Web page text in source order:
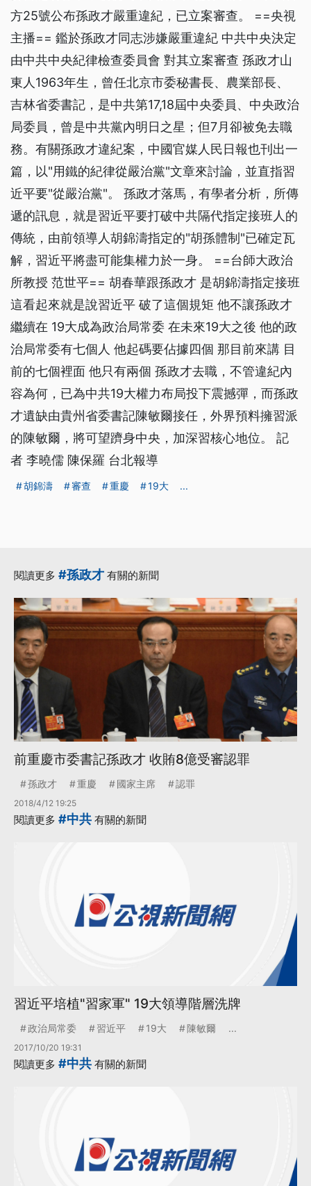
方25號公布孫政才嚴重違紀，已立案審查。 ==央視
主播== 鑑於孫政才同志涉嫌嚴重違紀 中共中央決定
由中共中央紀律檢查委員會 對其立案審查 孫政才山
東人1963年生，曾任北京市委秘書長、農業部長、
吉林省委書記，是中共第17,18屆中央委員、中央政治
局委員，曾是中共黨內明日之星；但7月卻被免去職
務。有關孫政才違紀案，中國官媒人民日報也刊出一
篇，以"用鐵的紀律從嚴治黨"文章來討論，並直指習
近平要"從嚴治黨"。 孫政才落馬，有學者分析，所傳
遞的訊息，就是習近平要打破中共隔代指定接班人的
傳統，由前領導人胡錦濤指定的"胡孫體制"已確定瓦
解，習近平將盡可能集權力於一身。 ==台師大政治
所教授 范世平== 胡春華跟孫政才 是胡錦濤指定接班
這看起來就是說習近平 破了這個規矩 他不讓孫政才
繼續在 19大成為政治局常委 在未來19大之後 他的政
治局常委有七個人 他起碼要佔據四個 那目前來講 目
前的七個裡面 他只有兩個 孫政才去職，不管違紀內
容為何，已為中共19大權力布局投下震撼彈，而孫政
才遺缺由貴州省委書記陳敏爾接任，外界預料擁習派
的陳敏爾，將可望躋身中央，加深習核心地位。 記
者 李曉儒 陳保羅 台北報導
胡錦濤 審查 重慶 19大 ...
閱讀更多 #孫政才 有關的新聞
前重慶市委書記孫政才 收賄8億受審認罪
孫政才 重慶 國家主席 認罪
2018/4/12 19:25
閱讀更多 #中共 有關的新聞
習近平培植"習家軍" 19大領導階層洗牌
政治局常委 習近平 19大 陳敏爾 ...
2017/10/20 19:31
閱讀更多 #中共 有關的新聞